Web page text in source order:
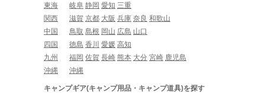
東海
岐阜 静岡 愛知 三重
関西
滋賀 京都 大阪 兵庫 奈良 和歌山
中国
鳥取 島根 岡山 広島 山口
四国
徳島 香川 愛媛 高知
九州
福岡 佐賀 長崎 熊本 大分 宮崎 鹿児島
沖縄
沖縄
キャンプギア(キャンプ用品・キャンプ道具)を探す